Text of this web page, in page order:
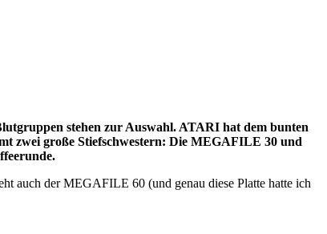
stehen zur Auswahl. ATARI hat dem bunten
zwei große Stiefschwestern: Die MEGAFILE 30 und
auch der MEGAFILE 60 (und genau diese Platte hatte ich